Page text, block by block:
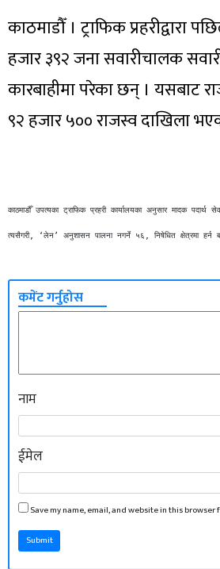
काठमाडौँ । ट्राफिक प्रहरीद्वारा
हजार ३९२ जना सवारीचालक
कारबाहीमा परेका छन् । यसबाट
९२ हजार ५०० राजस्व दाखिला
काठमाडौँ उपत्यका ट्राफिक प्रहरी कार्यालयका अनुसार मादक
त्यसैगरी, ‘लेन’ अनुशासन पालना नगर्ने ५६, निषेधित क्षेत्रमा
कमेंट गर्नुहोस
नाम
ईमेल
Save my name, email, and website in this
Submit